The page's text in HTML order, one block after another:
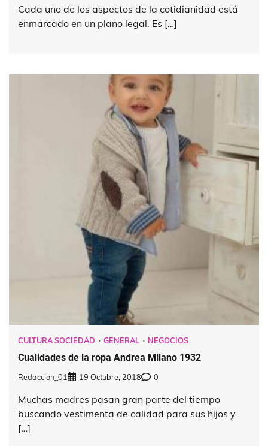
Cada uno de los aspectos de la cotidianidad está
enmarcado en un plano legal. Es […]
CULTURA SOCIEDAD GENERAL NEGOCIOS
Cualidades de la ropa Andrea Milano 1932
Redaccion_01 19 Octubre, 2018 0
Muchas madres pasan gran parte del tiempo
buscando vestimenta de calidad para sus hijos y
[…]